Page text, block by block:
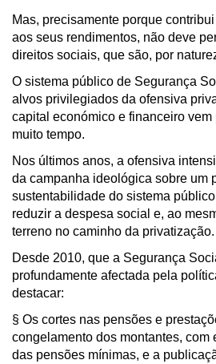
Mas, precisamente porque
aos seus rendimentos, não deve
direitos sociais, que são, por
O sistema público de Segurança
alvos privilegiados da ofensiva
capital económico e financeiro
muito tempo.
Nos últimos anos, a ofensiva
da campanha ideológica sobre um
sustentabilidade do sistema
reduzir a despesa social e, ao
terreno no caminho da privatização.
Desde 2010, que a Segurança
profundamente afectada pela
destacar:
§ Os cortes nas pensões e
congelamento dos montantes, com
das pensões mínimas, e a